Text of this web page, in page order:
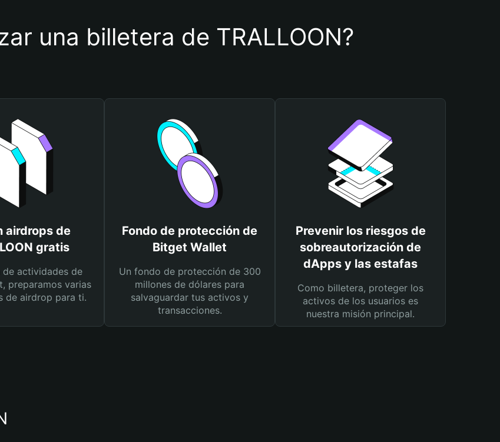
una billetera de TRALLOON?
airdrops de
gratis
de actividades de
preparamos varias
de airdrop para ti.
Fondo de protección de
Bitget Wallet
Un fondo de protección de 300
millones de dólares para
salvaguardar tus activos y
transacciones.
Prevenir los riesgos de
sobreautorización de
dApps y las estafas
Como billetera, proteger los
activos de los usuarios es
nuestra misión principal.